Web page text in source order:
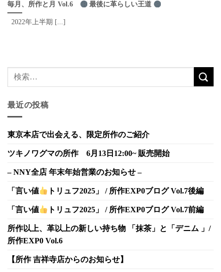
毎月、所作と月 Vol.6 最後に革らしい王道
2022年上半期 [...]
最近の投稿
東京本店で出会える、限定所作のご紹介
ツキノワグマの所作 6月13日12:00~ 販売開始
– NNY全店 年末年始営業のお知らせ –
「言い値 トリュフ2025」 / 所作EXP0ブログ Vol.7後編
「言い値 トリュフ2025」 / 所作EXP0ブログ Vol.7前編
所作以上、革以上の新しい持ち物 「抹茶」と「デニム 」/
所作EXP0 Vol.6
【所作 吉祥寺店からのお知らせ】